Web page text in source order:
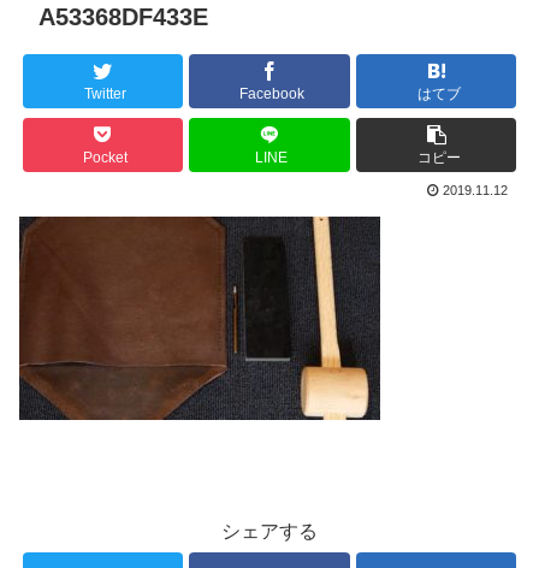
A53368DF433E
Twitter Facebook はてブ
Pocket LINE コピー
2019.11.12
シェアする